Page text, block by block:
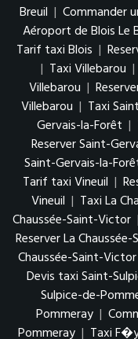
Breuil | Commander
Aéroport de Blois Le
Tarif taxi Blois |
| Taxi Villebarou |
Villebarou |
Villebarou | Taxi
Gervais-la-Forêt |
Reserver Saint-
Saint-Gervais-la-
Tarif taxi Vineuil |
Vineuil | Taxi La
Chaussée-Saint-Victor |
Reserver La
Chaussée-Saint-Victor
Devis taxi Saint-
Sulpice-de-
Pommeray |
Pommeray | Taxi